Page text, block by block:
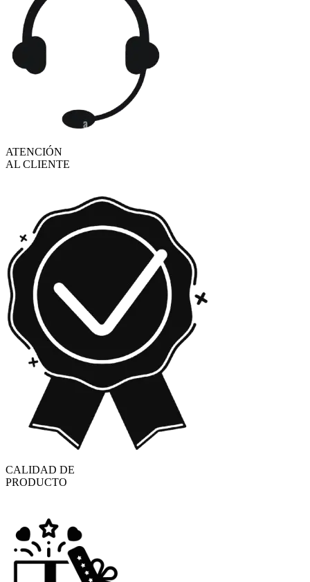
ATENCIÓN
AL CLIENTE
CALIDAD DE
PRODUCTO